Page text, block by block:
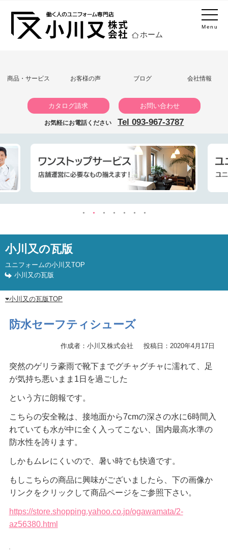
Menu
ホーム
商品・サービス お客様の声 ブログ 会社情報
カタログ請求 お問い合わせ
お気軽にお電話ください Tel 093-967-3787
小川又の瓦版
ユニフォームの小川又TOP
小川又の瓦版
小川又の瓦版TOP
防水セーフティシューズ
作成者：小川又株式会社 投稿日：2020年4月17日
突然のゲリラ豪雨で靴下までグチャグチャに濡れて、足
が気持ち悪いまま1日を過ごした
という方に朗報です。
こちらの安全靴は、接地面から7cmの深さの水に6時間入
れていても水が中に全く入ってこない、国内最高水準の
防水性を誇ります。
しかもムレにくいので、暑い時でも快適です。
もしこちらの商品に興味がございましたら、下の画像か
リンクをクリックして商品ページをご参照下さい。
https://store.shopping.yahoo.co.jp/ogawamata/2-
az56380.html